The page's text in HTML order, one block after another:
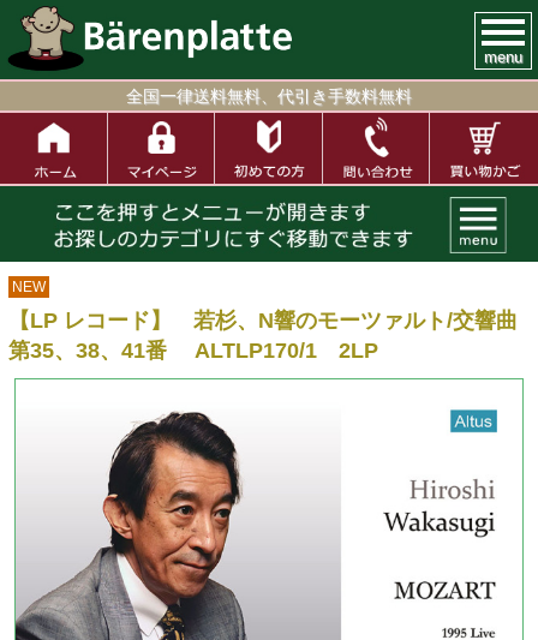
menu
全国一律送料無料、代引き手数料無料
NEW
【LP レコード】 若杉、N響のモーツァルト/交響曲
第35、38、41番 ALTLP170/1 2LP